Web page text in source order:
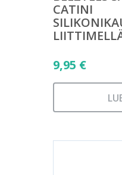
CATINI
9,95 €